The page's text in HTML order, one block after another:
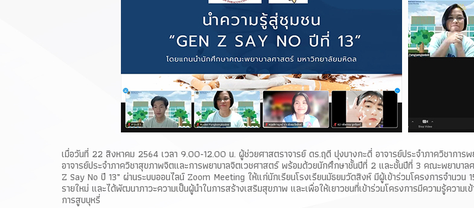
เมื่อวันที่ 22 สิงหาคม 2564 เวลา 9.00-12.00 น. ผู้ช่วยศาสตราจารย์ ดร.ฤดี ปุงบางกะดี่ อาจารย์ประจำภาควิชากา
อาจารย์ประจำภาควิชาสุขภาพจิตและการพยาบาลจิตเวชศาสตร์ พร้อมด้วยนักศึกษาชั้นปีที่ 2 และชั้นปีที่ 3 คณะพยาบา
Z Say No ปี 13” ผ่านระบบออนไลน์ Zoom Meeting ให้แก่นักเรียนโรงเรียนมัธยมวัดสิงห์ มีผู้เข้าร่วมโครงการจำนว
รายใหม่ และได้พัฒนาภาวะความเป็นผู้นำในการสร้างเสริมสุขภาพ และเพื่อให้เยาวชนที่เข้าร่วมโครงการมีความรู้คว
การสูบบุหรี่